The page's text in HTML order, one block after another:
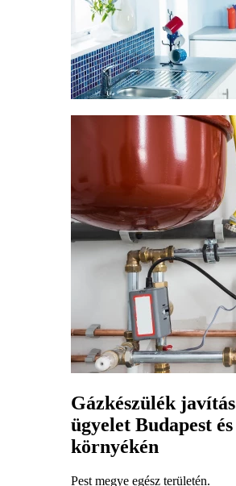
Gázkészülék javítás
ügyelet Budapest és
környékén
Pest megye egész területén.